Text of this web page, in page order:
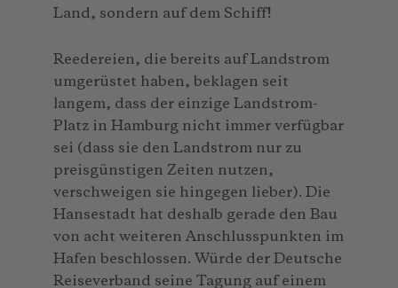
Land, sondern auf dem Schiff!
Reedereien, die bereits auf Landstrom
umgerüstet haben, beklagen seit
langem, dass der einzige Landstrom-
Platz in Hamburg nicht immer verfügbar
sei (dass sie den Landstrom nur zu
preisgünstigen Zeiten nutzen,
verschweigen sie hingegen lieber). Die
Hansestadt hat deshalb gerade den Bau
von acht weiteren Anschlusspunkten im
Hafen beschlossen. Würde der Deutsche
Reiseverband seine Tagung auf einem